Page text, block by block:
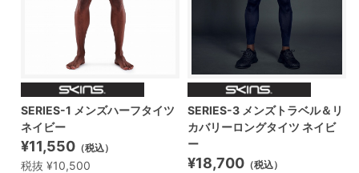
SERIES-1 メンズハーフタイツ
ネイビー
¥11,550 （税込）
税抜 ¥10,500
SERIES-3 メンズトラベル＆リ
カバリーロングタイツ ネイビ
ー
¥18,700 （税込）